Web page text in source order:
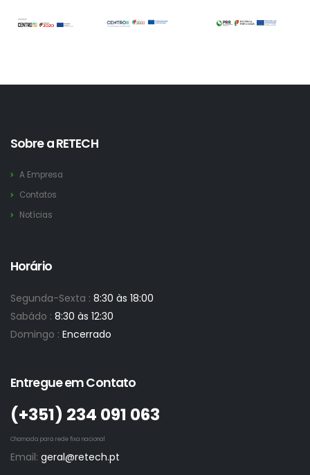
Sobre a RETECH
A Empresa
Contatos
Notícias
Horário
Segunda-Sexta : 8:30 às 18:00
Sabádo : 8:30 às 12:30
Domingo : Encerrado
Entregue em Contato
(+351)­ 234 091 063
Chamada para rede fixa nacional
Email: geral@retech.pt